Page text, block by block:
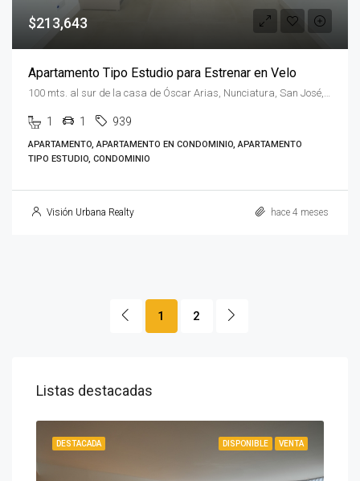
$213,643
Apartamento Tipo Estudio para Estrenar en Velo
1 1 939
APARTAMENTO, APARTAMENTO EN CONDOMINIO, APARTAMENTO
TIPO ESTUDIO, CONDOMINIO
Visión Urbana Realty hace 4 meses
1 2
Listas destacadas
DISPONIBLE VENTA
DESTACADA